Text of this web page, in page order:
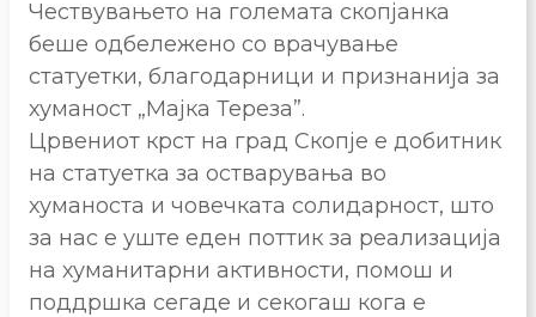
Чествувањето на големата скопјанка
беше одбележено со врачување
статуетки, благодарници и признанија за
хуманост „Мајка Тереза”.
Црвениот крст на град Скопје е добитник
на статуетка за остварувања во
хуманоста и човечката солидарност, што
за нас е уште еден поттик за реализација
на хуманитарни активности, помош и
поддршка сегаде и секогаш кога е